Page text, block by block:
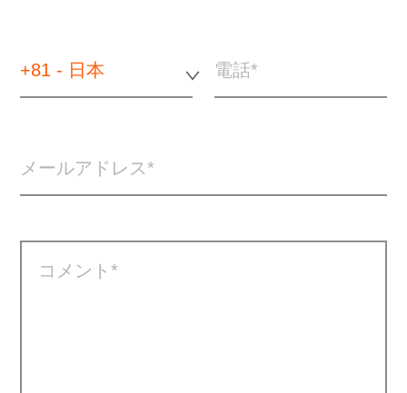
+81 - 日本 電話
メールアドレス
コメント